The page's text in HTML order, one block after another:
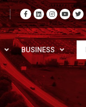
BUSINESS